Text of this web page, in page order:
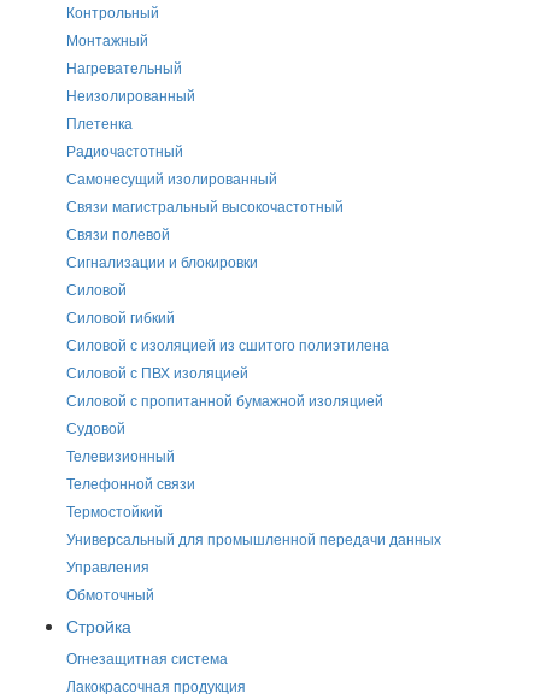
Контрольный
Монтажный
Нагревательный
Неизолированный
Плетенка
Радиочастотный
Самонесущий изолированный
Связи магистральный высокочастотный
Связи полевой
Сигнализации и блокировки
Силовой
Силовой гибкий
Силовой с изоляцией из сшитого полиэтилена
Силовой с ПВХ изоляцией
Силовой с пропитанной бумажной изоляцией
Судовой
Телевизионный
Телефонной связи
Термостойкий
Универсальный для промышленной передачи данных
Управления
Обмоточный
Стройка
Огнезащитная система
Лакокрасочная продукция